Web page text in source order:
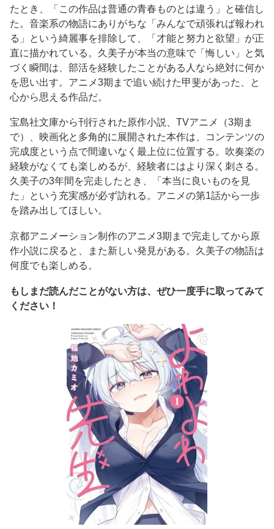
たとき、「この作品は普通の青春ものとは違う」と確信し
た。音楽系の物語にありがちな「みんなで頑張れば報われ
る」という綺麗事を排除して、「才能と努力と欲望」が正
直に描かれている。久美子が本当の意味で「悔しい」と気
づく瞬間は、部活を経験したことがある人なら絶対に何か
を思い出す。アニメ3期まで追い続けた甲斐があった、と
心から思える作品だ。
宝島社文庫から刊行された原作小説、TVアニメ（3期ま
で）、映画化と多角的に展開された本作は、コンテンツの
完成度という点で間違いなく最上位に位置する。吹奏楽の
経験がなくても楽しめるが、経験者にはより深く刺さる。
久美子の3年間を完走したとき、「本当に良いものを見
た」という充実感が必ず訪れる。アニメの第1話から一歩
を踏み出してほしい。
京都アニメーション制作のアニメ3期まで完走してから原
作小説に戻ると、また新しい発見がある。久美子の物語は
何度でも楽しめる。
もしまだ読んだことがない方は、ぜひ一度手に取ってみて
ください！